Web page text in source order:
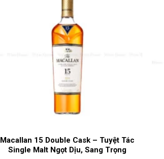
Macallan 15 Double Cask – Tuyệt Tác
Single Malt Ngọt Dịu, Sang Trọng